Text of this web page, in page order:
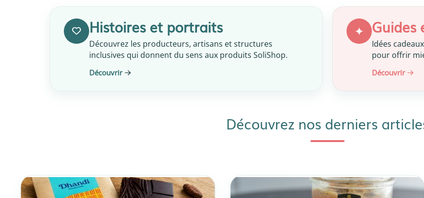
Histoires et portraits
Découvrez les producteurs, artisans et structures
inclusives qui donnent du sens aux produits SoliShop.
Découvrir
✦ Guides
Idées
pour offrir
Découvrir
Découvrez nos derniers